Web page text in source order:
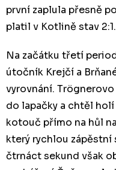
první zaplula přesně
platil v Kotlině stav 2:1.
Na začátku třetí
útočník Krejčí a
vyrovnání.
do lapačky a chtěl
kotouč přímo na hůl
který rychlou zápěstní
čtrnáct sekund však